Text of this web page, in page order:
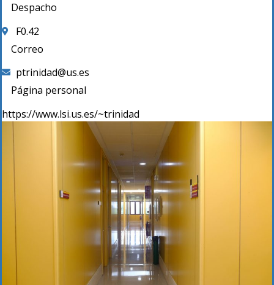
Despacho
F0.42
Correo
ptrinidad@us.es
Página personal
https://www.lsi.us.es/~trinidad